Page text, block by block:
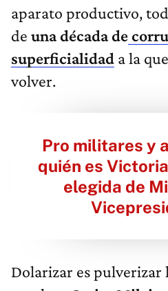
aparato productivo,
de una década de
superficialidad a la
volver.
Pro militares y
quién es
elegida de
Dolarizar es pulverizar